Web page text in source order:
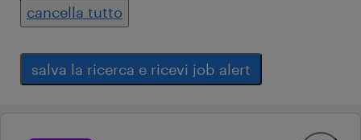
cancella tutto
salva la ricerca e ricevi job alert